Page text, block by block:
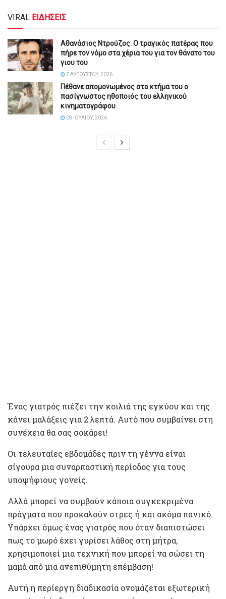
VIRAL ΕΙΔΗΣΕΙΣ
Αθανάσιος Ντρούζος: Ο τραγικός πατέρας που
πήρε τον νόμο στα χέρια του για τον θάνατο του
γιου του
7 ΑΥΓΟΎΣΤΟΥ, 2026
Πέθανε απομονωμένος στο κτήμα του ο
πασίγνωστος ηθοποιός του ελληνικού
κινηματογράφου
28 ΙΟΥΛΊΟΥ, 2026
Ένας γιατρός πιέζει την κοιλιά της εγκύου και της
κάνει μαλάξεις για 2 λεπτά. Αυτό που συμβαίνει στη
συνέχεια θα σας σοκάρει!
Οι τελευταίες εβδομάδες πριν τη γέννα είναι
σίγουρα μια συναρπαστική περίοδος για τους
υποψήφιους γονείς.
Αλλά μπορεί να συμβούν κάποια συγκεκριμένα
πράγματα που προκαλούν στρες ή και ακόμα πανικό.
Υπάρχει όμως ένας γιατρός που όταν διαπιστώσει
πως το μωρό έχει γυρίσει λάθος στη μήτρα,
χρησιμοποιεί μια τεχνική που μπορεί να σώσει τη
μαμά από μια ανεπιθύμητη επέμβαση!
Αυτή η περίεργη διαδικασία ονομάζεται εξωτερική